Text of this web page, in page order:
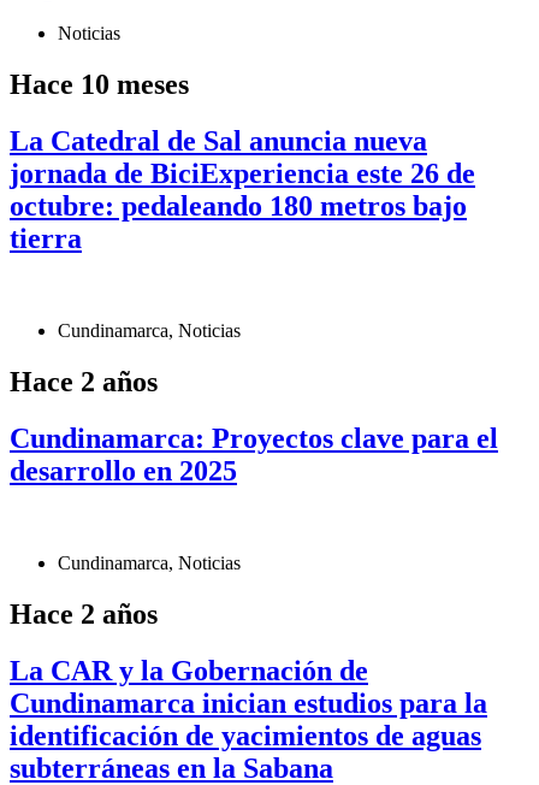
Noticias
Hace 10 meses
La Catedral de Sal anuncia nueva
jornada de BiciExperiencia este 26 de
octubre: pedaleando 180 metros bajo
tierra
Cundinamarca, Noticias
Hace 2 años
Cundinamarca: Proyectos clave para el
desarrollo en 2025
Cundinamarca, Noticias
Hace 2 años
La CAR y la Gobernación de
Cundinamarca inician estudios para la
identificación de yacimientos de aguas
subterráneas en la Sabana